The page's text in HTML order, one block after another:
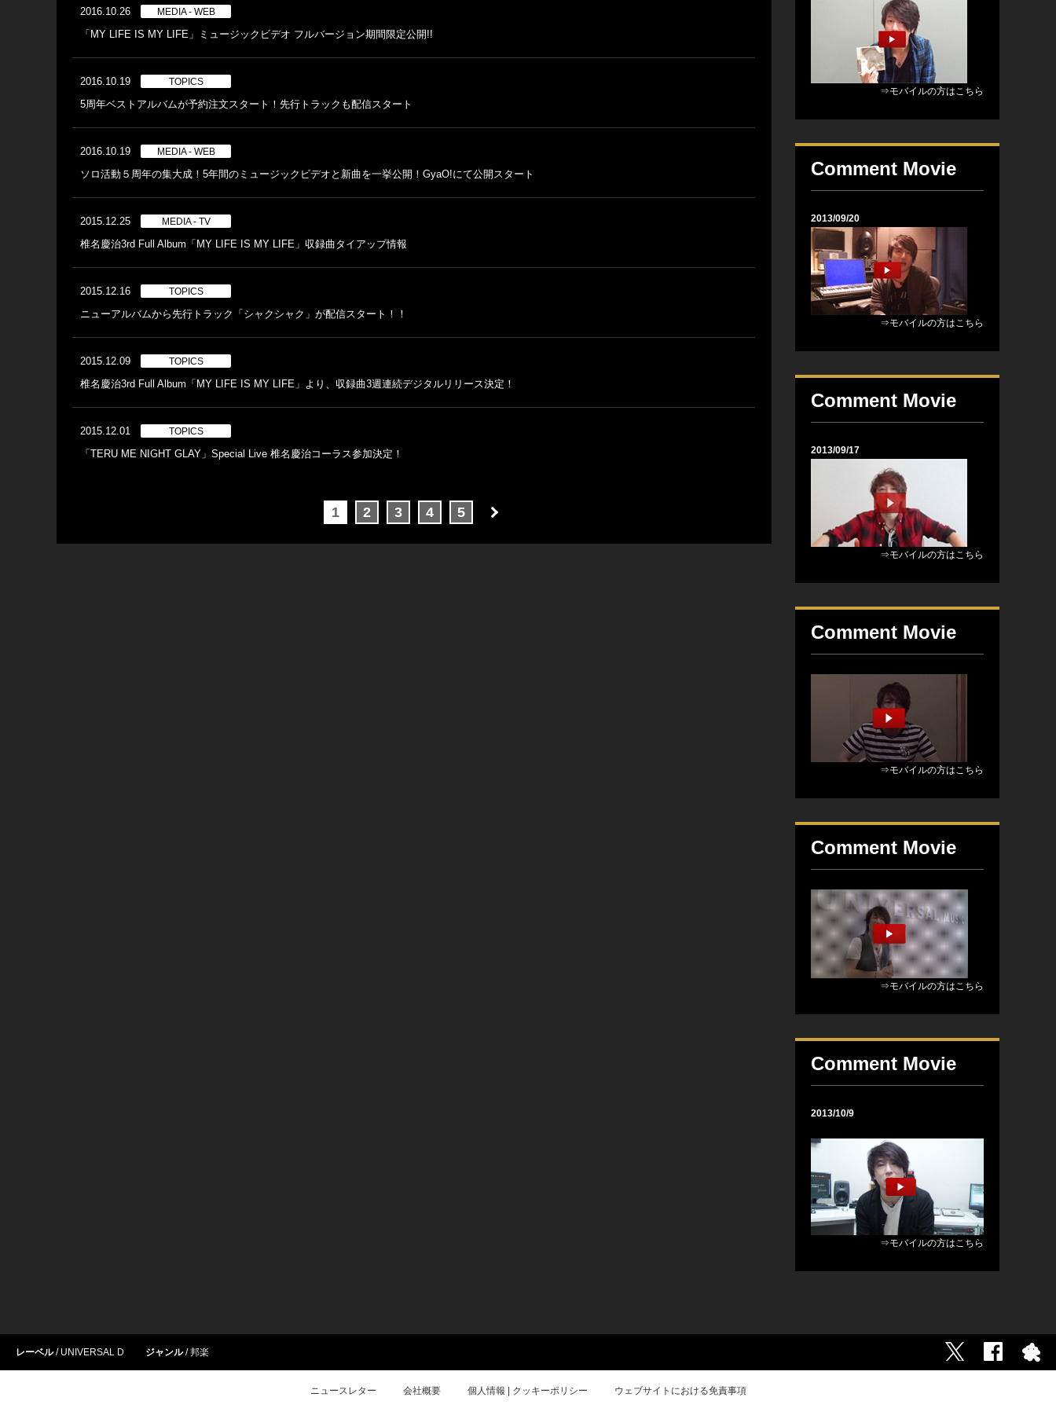
2016.10.26 MEDIA - WEB
「MY LIFE IS MY LIFE」ミュージックビデオ フルバージョン期間限定公開!!
2016.10.19 TOPICS
5周年ベストアルバムが予約注文スタート！先行トラックも配信スタート
2016.10.19 MEDIA - WEB
ソロ活動５周年の集大成！5年間のミュージックビデオと新曲を一挙公開！GyaO!にて公開スタート
2015.12.25 MEDIA - TV
椎名慶治3rd Full Album「MY LIFE IS MY LIFE」収録曲タイアップ情報
2015.12.16 TOPICS
ニューアルバムから先行トラック「シャクシャク」が配信スタート！！
2015.12.09 TOPICS
椎名慶治3rd Full Album「MY LIFE IS MY LIFE」より、収録曲3週連続デジタルリリース決定！
2015.12.01 TOPICS
「TERU ME NIGHT GLAY」Special Live 椎名慶治コーラス参加決定！
1 2 3 4 5
⇒モバイルの方はこちら
Comment Movie
2013/09/20
⇒モバイルの方はこちら
Comment Movie
2013/09/17
⇒モバイルの方はこちら
Comment Movie
⇒モバイルの方はこちら
Comment Movie
⇒モバイルの方はこちら
Comment Movie
2013/10/9ついにリリース!! 15周年セル
⇒モバイルの方はこちら
レーベル UNIVERSAL D ジャンル 邦楽
ニュースレター 会社概要 個人情報 | クッキーポリシー ウェブサイトにおける免責事項